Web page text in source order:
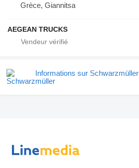
Grèce, Giannitsa
AEGEAN TRUCKS
Informations sur Schwarzmüller